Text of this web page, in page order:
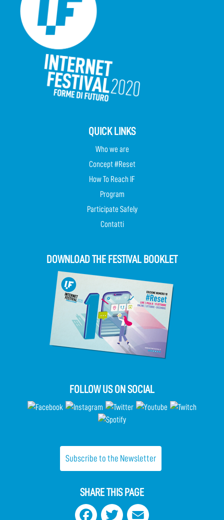
QUICK LINKS
Who we are
Concept #Reset
How To Reach IF
Program
Participate Safely
Contatti
DOWNLOAD THE FESTIVAL BOOKLET
FOLLOW US ON SOCIAL
Subscribe to the Newsletter
SHARE THIS PAGE
Facebook Twitter